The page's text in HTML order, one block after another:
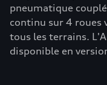
pneumatique
continu sur 4 roues
tous les terrains.
disponible en